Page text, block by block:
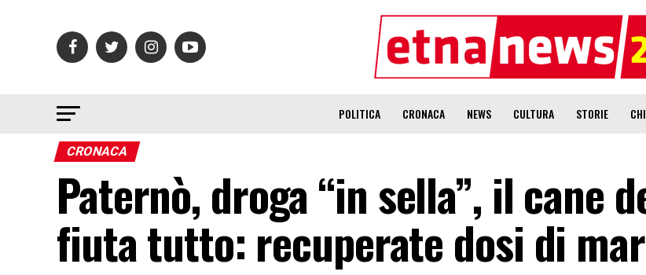
POLITICA CRONACA NEWS CULTURA STORIE
CRONACA
Paternò, droga “in sella”, il cane
fiuta tutto: recuperate dosi di